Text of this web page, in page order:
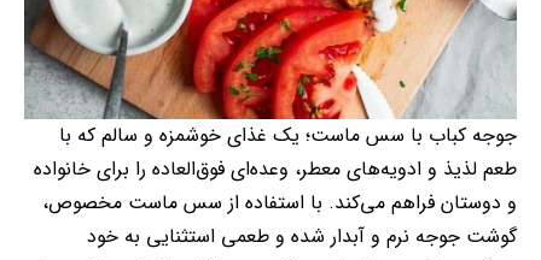
جوجه کباب با سس ماست؛ یک غذای خوشمزه و سالم که با
طعم لذیذ و ادویه‌های معطر، وعده‌ای فوق‌العاده را برای خانواده
و دوستان فراهم می‌کند. با استفاده از سس ماست مخصوص،
گوشت جوجه نرم و آبدار شده و طعمی استثنایی به خود